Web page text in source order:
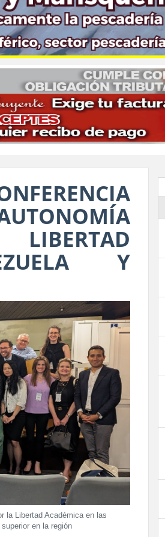
Y
la Libertad Académica en las
en la región